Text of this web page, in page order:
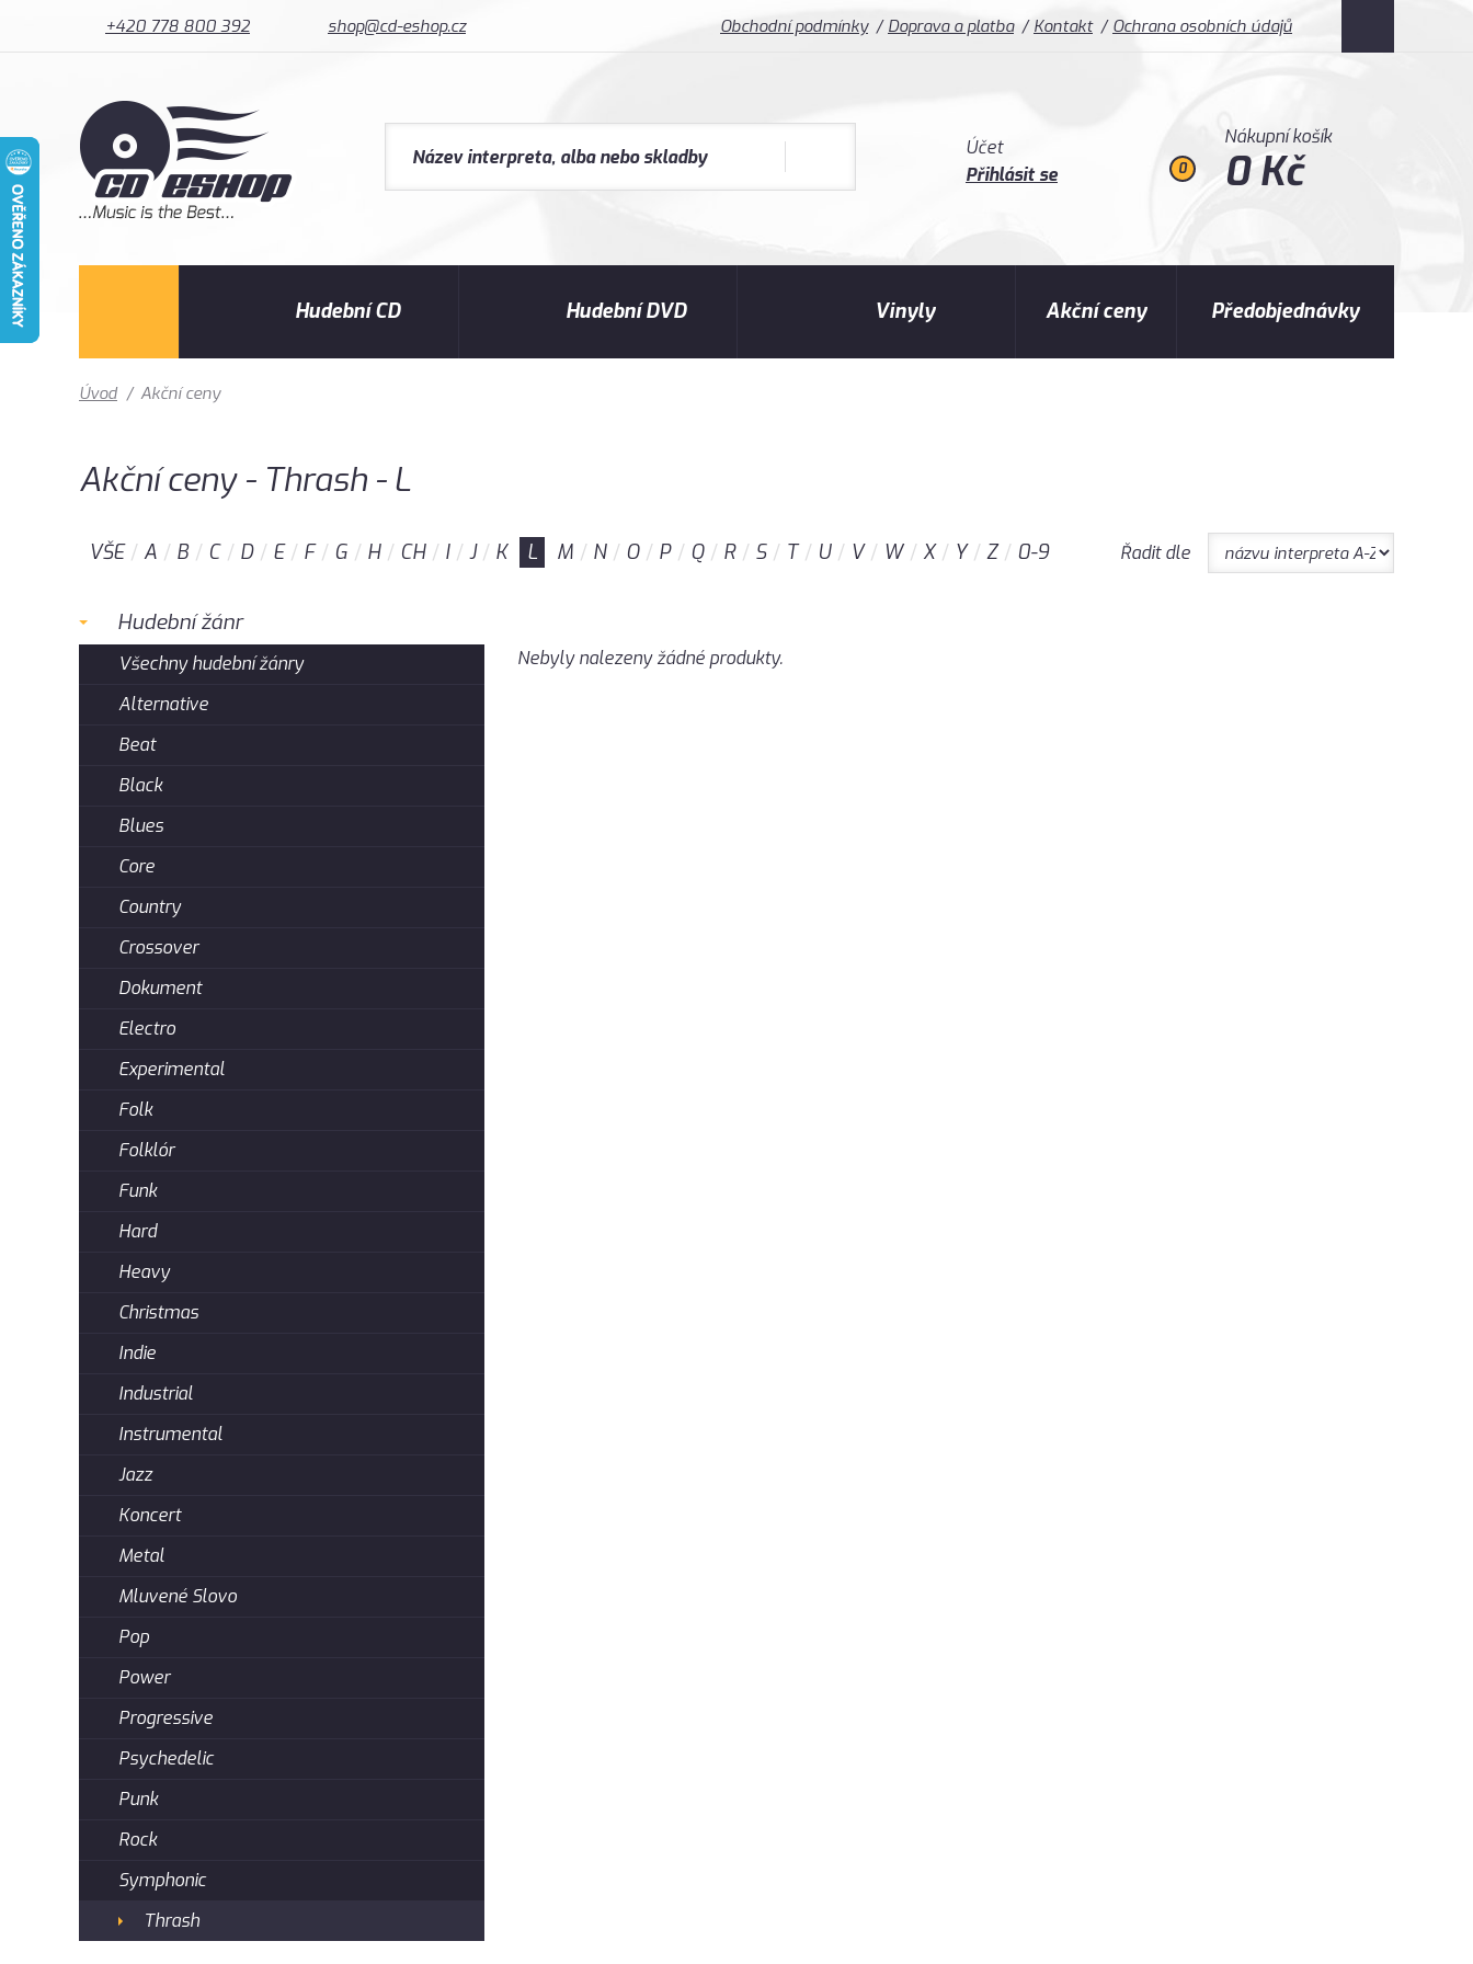
+420 778 800 392 shop@cd-eshop.cz Obchodní podmínky Doprava a platba Kontakt Ochrana osobních údajů
Účet
Přihlásit se
0
Nákupní košík
0 Kč
Hudební CD Hudební DVD Vinyly Akční ceny Předobjednávky
Úvod / Akční ceny
Akční ceny - Thrash - L
VŠE A B C D E F G H CH I J K L M N O P Q R S T U V W X Y Z 0-9 Řadit dle
Hudební žánr
Všechny hudební žánry
Alternative
Beat
Black
Blues
Core
Country
Crossover
Dokument
Electro
Experimental
Folk
Folklór
Funk
Hard
Heavy
Christmas
Indie
Industrial
Instrumental
Jazz
Koncert
Metal
Mluvené Slovo
Pop
Power
Progressive
Psychedelic
Punk
Rock
Symphonic
Thrash
Nebyly nalezeny žádné produkty.